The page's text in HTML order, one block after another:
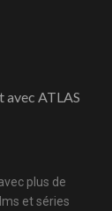
avec ATLAS
plus de
et séries